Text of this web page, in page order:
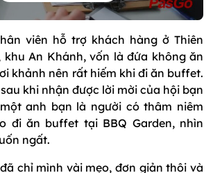
viên hỗ trợ khách hàng ở Thiên
khu An Khánh, vốn là đứa không ăn
khảnh nên rất hiếm khi đi ăn buffet.
khi nhận được lời mời của hội bạn
anh bạn là người có thâm niêm
đi ăn buffet tại BBQ Garden, nhìn
ngất.
chỉ mình vài mẹo, đơn giản thôi và